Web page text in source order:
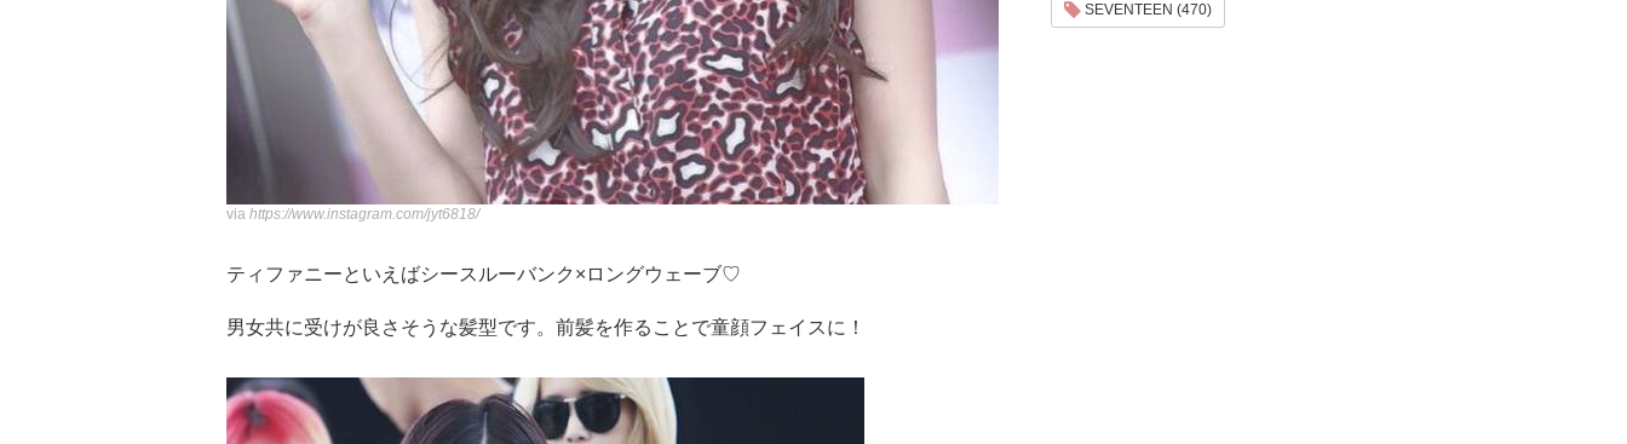
via https://www.instagram.com/jyt6818/
ティファニーといえばシースルーバンク×ロングウェーブ♡
男女共に受けが良さそうな髪型です。前髪を作ることで童顔フェイスに！
SEVENTEEN (470)